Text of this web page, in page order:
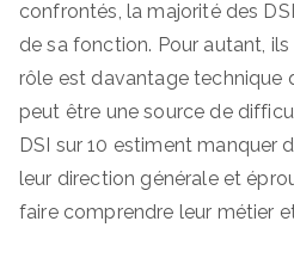
confrontés, la majorité des
de sa fonction. Pour autant,
rôle est davantage technique
peut être une source de
DSI sur 10 estiment manquer
leur direction générale et
faire comprendre leur métier